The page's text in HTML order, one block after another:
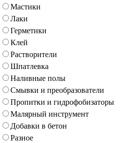
Мастики
Лаки
Герметики
Клей
Растворители
Шпатлевка
Наливные полы
Смывки и преобразователи
Пропитки и гидрофобизаторы
Малярный инструмент
Добавки в бетон
Разное